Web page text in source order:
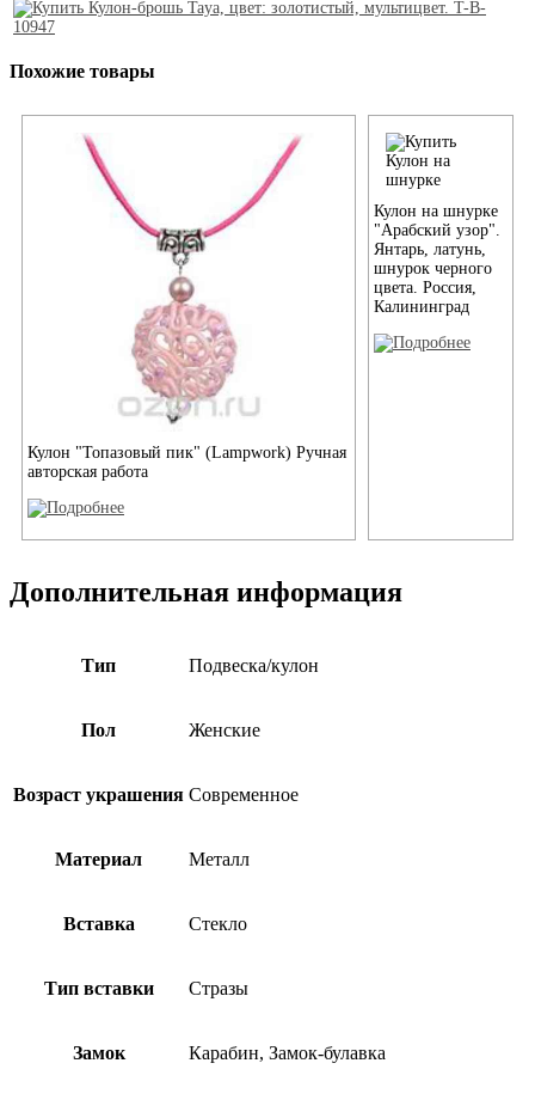
Похожие товары
Кулон "Топазовый пик" (Lampwork) Ручная
авторская работа
Кулон на шнурке
"Арабский узор".
Янтарь, латунь,
шнурок черного
цвета. Россия,
Калининград
Дополнительная информация
Тип Подвеска/кулон
Пол Женские
Возраст украшения Современное
Материал Металл
Вставка Стекло
Тип вставки Стразы
Замок Карабин, Замок-булавка